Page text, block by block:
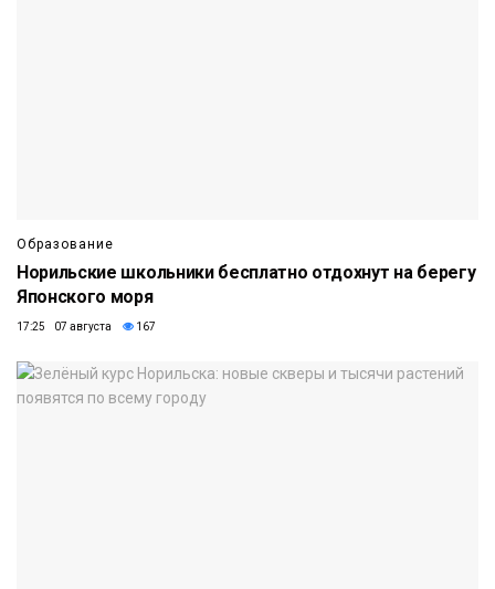
Образование
Норильские школьники бесплатно отдохнут на берегу
Японского моря
17:25 07 августа 167